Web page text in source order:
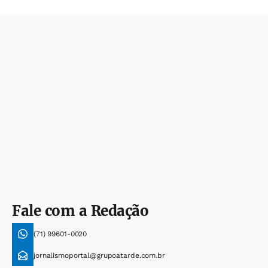
Fale com a Redação
(71) 99601-0020
jornalismoportal@grupoatarde.com.br